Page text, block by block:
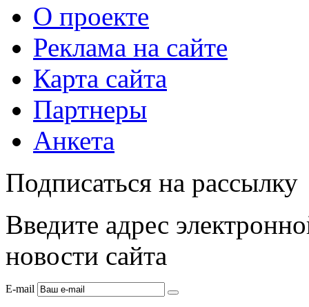
О проекте
Реклама на сайте
Карта сайта
Партнеры
Анкета
Подписаться на рассылку
Введите адрес
новости сайта
E-mail